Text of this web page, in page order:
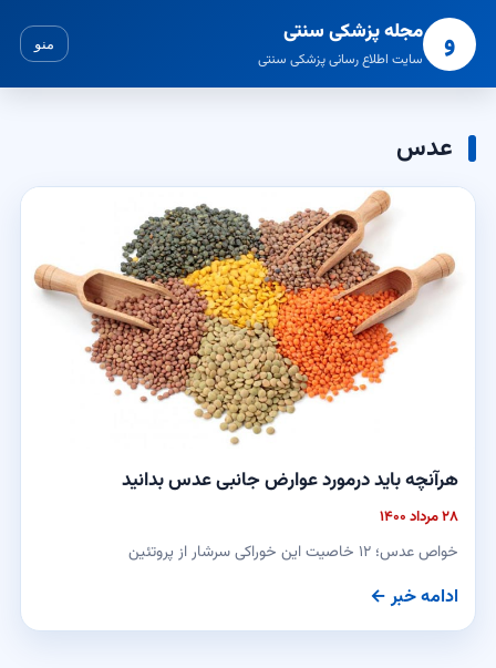
و مجله پزشکی سنتی
سایت اطلاع رسانی پزشکی سنتی
منو
عدس
هرآنچه باید درمورد عوارض جانبی عدس بدانید
۲۸ مرداد ۱۴۰۰
خواص عدس؛ ۱۲ خاصیت این خوراکی سرشار از پروتئین
ادامه خبر ←